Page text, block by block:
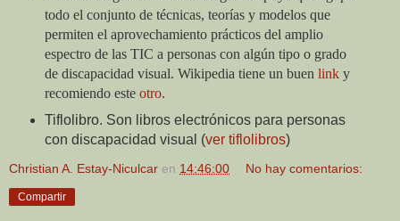
todo el conjunto de técnicas, teorías y modelos que
permiten el aprovechamiento prácticos del amplio
espectro de las TIC a personas con algún tipo o grado
de discapacidad visual. Wikipedia tiene un buen linky
recomiendo este otro.
Tiflolibro. Son libros electrónicos para personas
con discapacidad visual (ver tiflolibros)
Christian A. Estay-Niculcar en 14:46:00 No hay comentarios:
Compartir